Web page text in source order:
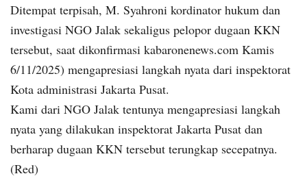
Ditempat terpisah, M. Syahroni kordinator hukum dan
investigasi NGO Jalak sekaligus pelopor dugaan KKN
tersebut, saat dikonfirmasi kabaronenews.com Kamis
6/11/2025) mengapresiasi langkah nyata dari inspektorat
Kota administrasi Jakarta Pusat.
Kami dari NGO Jalak tentunya mengapresiasi langkah
nyata yang dilakukan inspektorat Jakarta Pusat dan
berharap dugaan KKN tersebut terungkap secepatnya.
(Red)